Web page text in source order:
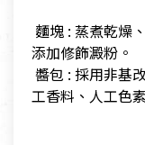
麵塊 : 蒸煮乾燥
添加修飾澱粉。
醬包 : 採用非基
工香料、人工色